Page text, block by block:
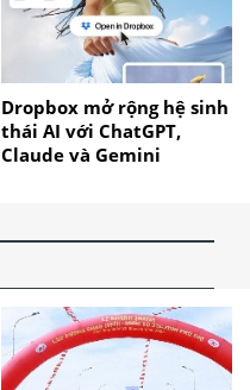
Dropbox mở rộng hệ sinh
thái AI với ChatGPT,
Claude và Gemini